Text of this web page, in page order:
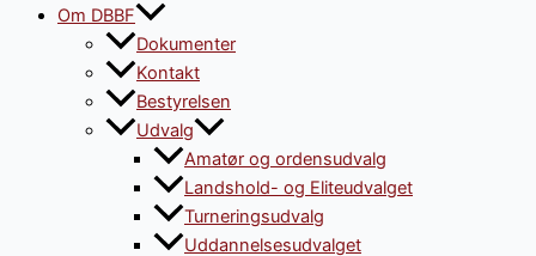
Om DBBF
Dokumenter
Kontakt
Bestyrelsen
Udvalg
Amatør og ordensudvalg
Landshold- og Eliteudvalget
Turneringsudvalg
Uddannelsesudvalget